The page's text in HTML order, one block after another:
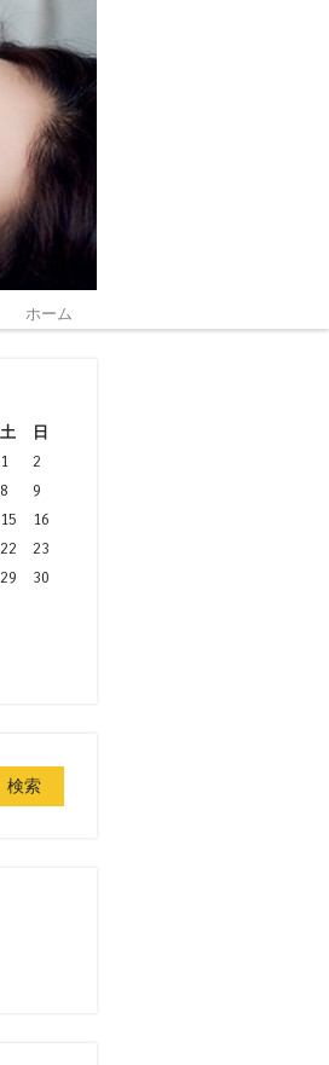
ホーム
土 日
1
2
8
9
15
16
22
23
29
30